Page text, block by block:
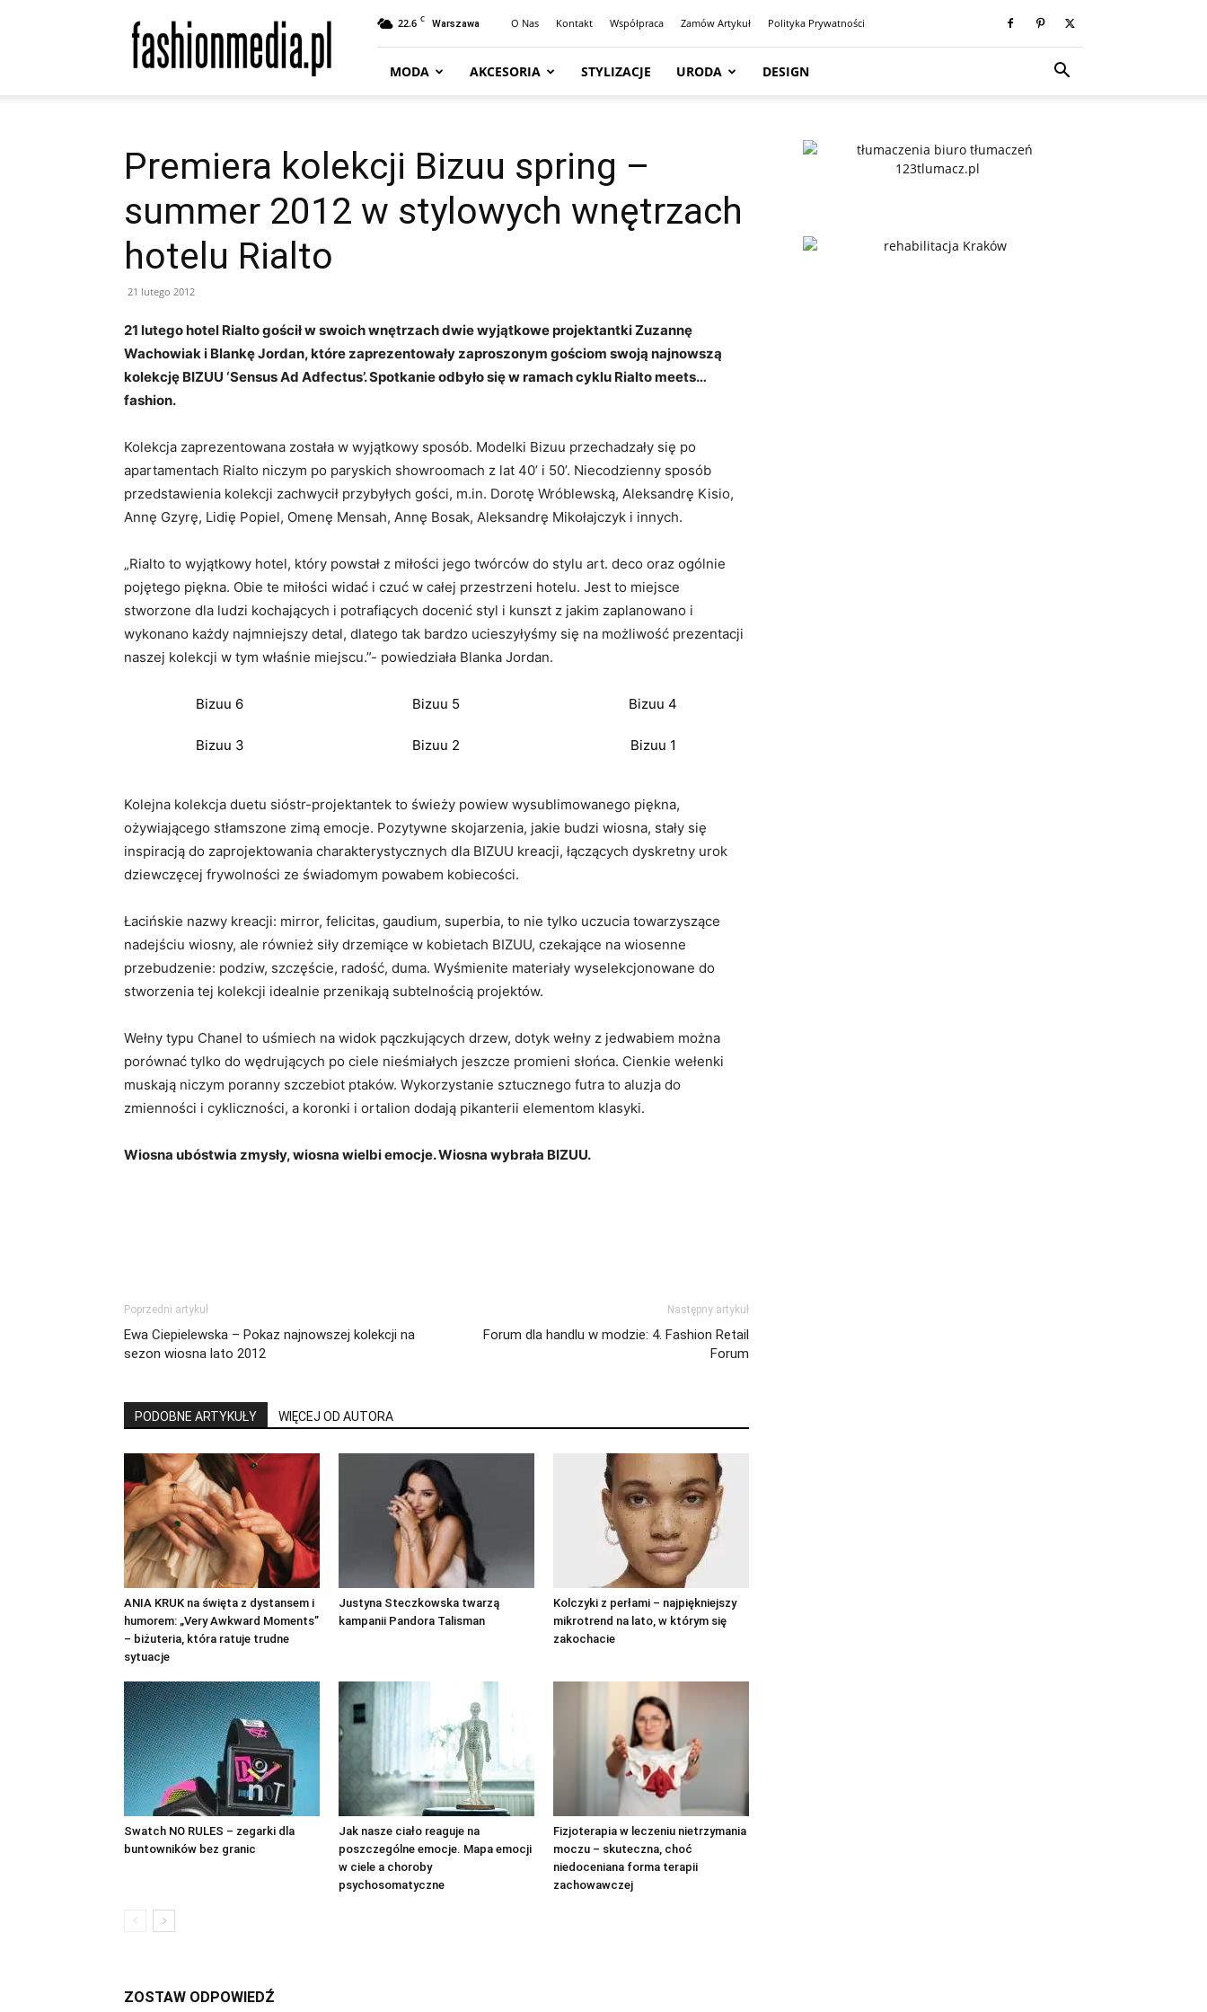
Moda
Trendy
|
Design
22.6 C Warszawa O Nas Kontakt Współpraca Zamów Artykuł Polityka Prywatności
MODA AKCESORIA STYLIZACJE URODA DESIGN
Premiera kolekcji Bizuu spring –
summer 2012 w stylowych wnętrzach
hotelu Rialto
21 lutego 2012
21 lutego hotel Rialto gościł w swoich wnętrzach dwie wyjątkowe projektantki Zuzannę
Wachowiak i Blankę Jordan, które zaprezentowały zaproszonym gościom swoją najnowszą
kolekcję BIZUU ‘Sensus Ad Adfectus’. Spotkanie odbyło się w ramach cyklu Rialto meets…
fashion.
Kolekcja zaprezentowana została w wyjątkowy sposób. Modelki Bizuu przechadzały się po
apartamentach Rialto niczym po paryskich showroomach z lat 40’ i 50’. Niecodzienny sposób
przedstawienia kolekcji zachwycił przybyłych gości, m.in. Dorotę Wróblewską, Aleksandrę Kisio,
Annę Gzyrę, Lidię Popiel, Omenę Mensah, Annę Bosak, Aleksandrę Mikołajczyk i innych.
„Rialto to wyjątkowy hotel, który powstał z miłości jego twórców do stylu art. deco oraz ogólnie
pojętego piękna. Obie te miłości widać i czuć w całej przestrzeni hotelu. Jest to miejsce
stworzone dla ludzi kochających i potrafiących docenić styl i kunszt z jakim zaplanowano i
wykonano każdy najmniejszy detal, dlatego tak bardzo ucieszyłyśmy się na możliwość prezentacji
naszej kolekcji w tym właśnie miejscu.”- powiedziała Blanka Jordan.
Bizuu 6 Bizuu 5 Bizuu 4
Bizuu 3 Bizuu 2 Bizuu 1
Kolejna kolekcja duetu sióstr-projektantek to świeży powiew wysublimowanego piękna,
ożywiającego stłamszone zimą emocje. Pozytywne skojarzenia, jakie budzi wiosna, stały się
inspiracją do zaprojektowania charakterystycznych dla BIZUU kreacji, łączących dyskretny urok
dziewczęcej frywolności ze świadomym powabem kobiecości.
Łacińskie nazwy kreacji: mirror, felicitas, gaudium, superbia, to nie tylko uczucia towarzyszące
nadejściu wiosny, ale również siły drzemiące w kobietach BIZUU, czekające na wiosenne
przebudzenie: podziw, szczęście, radość, duma. Wyśmienite materiały wyselekcjonowane do
stworzenia tej kolekcji idealnie przenikają subtelnością projektów.
Wełny typu Chanel to uśmiech na widok pączkujących drzew, dotyk wełny z jedwabiem można
porównać tylko do wędrujących po ciele nieśmiałych jeszcze promieni słońca. Cienkie wełenki
muskają niczym poranny szczebiot ptaków. Wykorzystanie sztucznego futra to aluzja do
zmienności i cykliczności, a koronki i ortalion dodają pikanterii elementom klasyki.
Wiosna ubóstwia zmysły, wiosna wielbi emocje. Wiosna wybrała BIZUU.
Poprzedni artykuł
Ewa Ciepielewska – Pokaz najnowszej kolekcji na
sezon wiosna lato 2012
Następny artykuł
Forum dla handlu w modzie: 4. Fashion Retail
Forum
PODOBNE ARTYKUŁY WIĘCEJ OD AUTORA
ANIA KRUK na święta z dystansem i
humorem: „Very Awkward Moments”
– biżuteria, która ratuje trudne
sytuacje
Justyna Steczkowska twarzą
kampanii Pandora Talisman
Kolczyki z perłami – najpiękniejszy
mikrotrend na lato, w którym się
zakochacie
Swatch NO RULES – zegarki dla
buntowników bez granic
Jak nasze ciało reaguje na
poszczególne emocje. Mapa emocji
w ciele a choroby
psychosomatyczne
Fizjoterapia w leczeniu nietrzymania
moczu – skuteczna, choć
niedoceniana forma terapii
zachowawczej
ZOSTAW ODPOWIEDŹ